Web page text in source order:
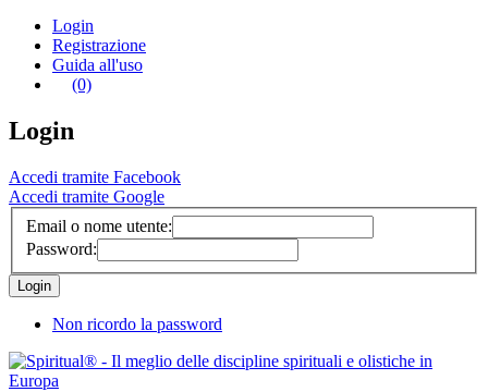
Login
Registrazione
Guida all'uso
(0)
Login
Accedi tramite Facebook
Accedi tramite Google
Email o nome utente:
Password:
Non ricordo la password